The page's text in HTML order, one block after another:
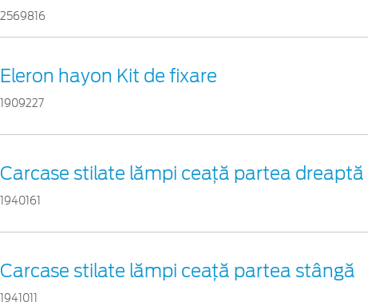
2569816
Eleron hayon Kit de fixare
1909227
Carcase stilate lămpi ceaţă partea dreaptă
1940161
Carcase stilate lămpi ceaţă partea stângă
1941011